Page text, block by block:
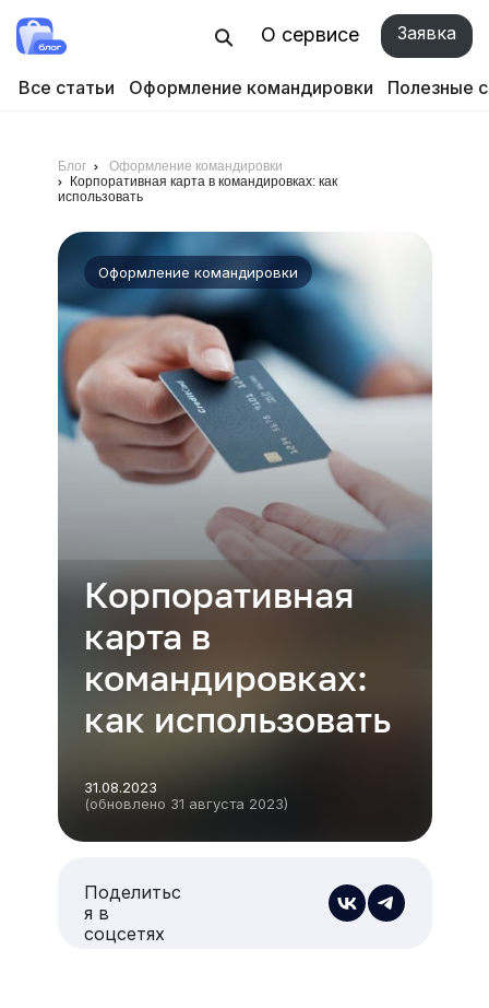
О сервисе Заявка
Все статьи Оформление командировки Полезные
Блог
Оформление командировки
Корпоративная карта в командировках: как
использовать
Оформление командировки
Корпоративная
карта в
командировках:
как использовать
31.08.2023
(обновлено 31 августа 2023)
Поделитьс
я в
соцсетях